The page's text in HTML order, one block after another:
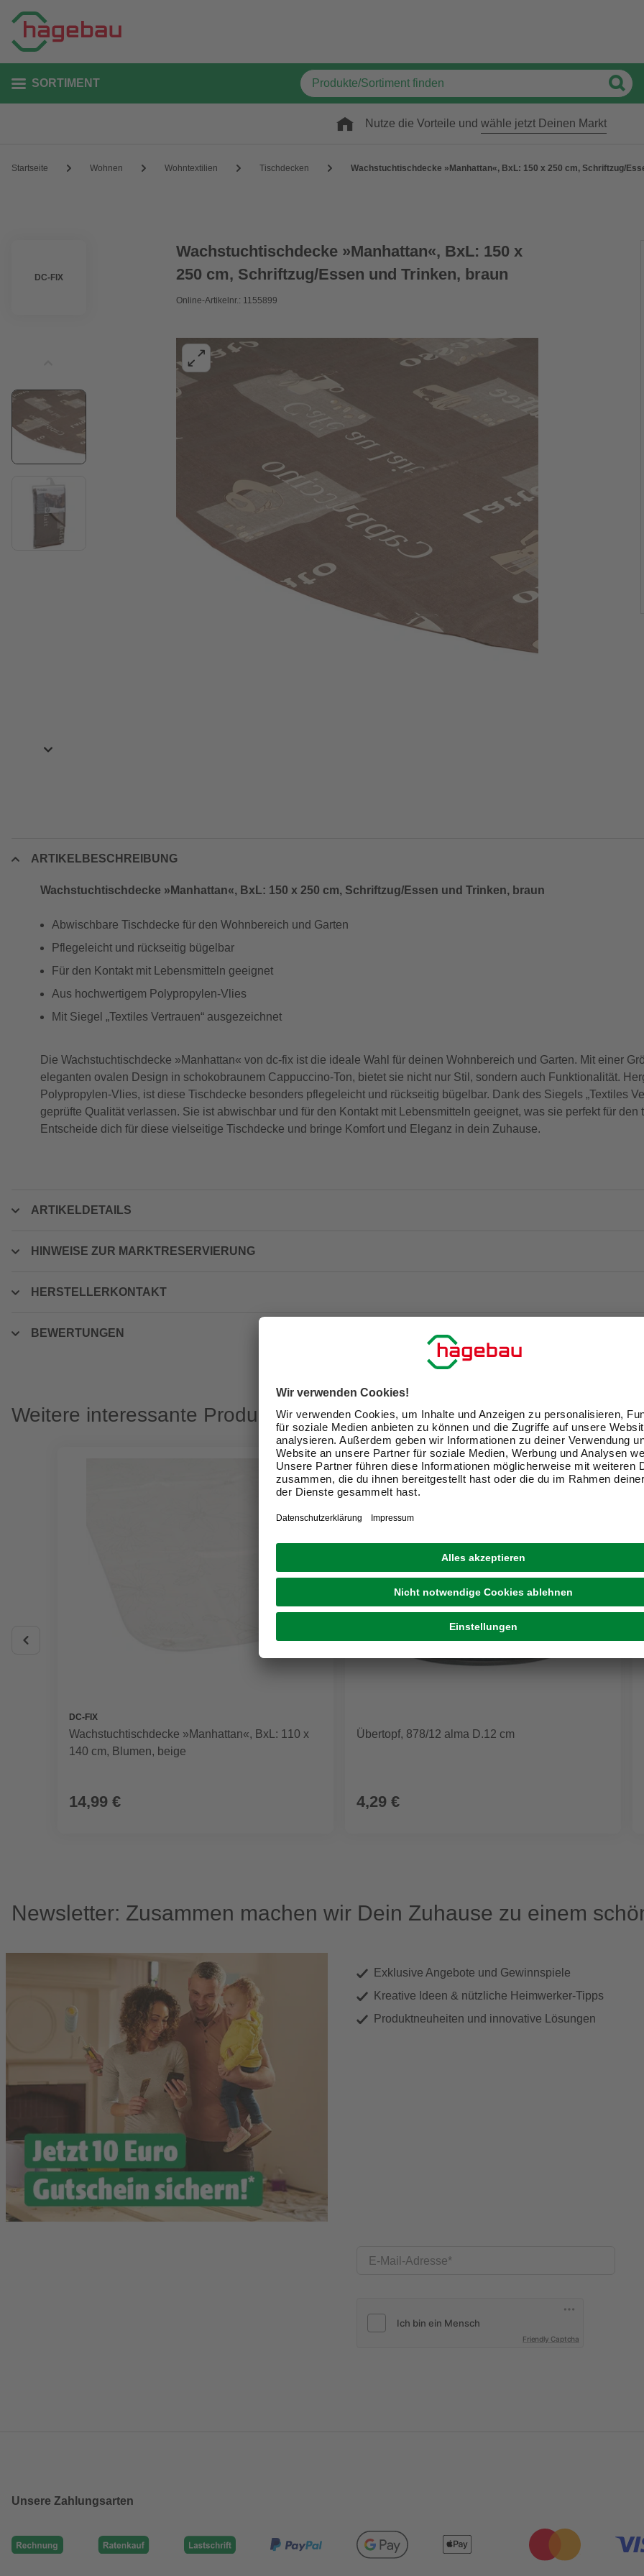
SORTIMENT
Nutze die Vorteile und wähle jetzt Deinen Markt
Startseite Wohnen Wohntextilien Tischdecken Wachstuchtischdecke »Manhattan«, BxL: 150 x 250 cm, Schriftzug/
DC-FIX
Wachstuchtischdecke »Manhattan«, BxL: 150 x
250 cm, Schriftzug/Essen und Trinken, braun
Online-Artikelnr.: 1155899
ARTIKELBESCHREIBUNG
Wachstuchtischdecke »Manhattan«, BxL: 150 x 250 cm, Schriftzug/Essen und Trinken, braun
Abwischbare Tischdecke für den Wohnbereich und Garten
Pflegeleicht und rückseitig bügelbar
Für den Kontakt mit Lebensmitteln geeignet
Aus hochwertigem Polypropylen-Vlies
Mit Siegel „Textiles Vertrauen“ ausgezeichnet
Die Wachstuchtischdecke »Manhattan« von dc-fix ist die ideale Wahl für deinen Wohnbereich und Garten. Mit einer
eleganten ovalen Design in schokobraunem Cappuccino-Ton, bietet sie nicht nur Stil, sondern auch Funktionalität.
Polypropylen-Vlies, ist diese Tischdecke besonders pflegeleicht und rückseitig bügelbar. Dank des Siegels „Textiles
geprüfte Qualität verlassen. Sie ist abwischbar und für den Kontakt mit Lebensmitteln geeignet, was sie perfekt für den
Entscheide dich für diese vielseitige Tischdecke und bringe Komfort und Eleganz in dein Zuhause.
ARTIKELDETAILS
HINWEISE ZUR MARKTRESERVIERUNG
HERSTELLERKONTAKT
BEWERTUNGEN
Weitere interessante Produkte
DC-FIX
Wachstuchtischdecke »Manhattan«, BxL: 110 x
140 cm, Blumen, beige
14,99 €
Übertopf, 878/12 alma D.12 cm
4,29 €
Newsletter: Zusammen machen wir Dein Zuhause zu einem
Exklusive Angebote und Gewinnspiele
Kreative Ideen & nützliche Heimwerker-Tipps
Produktneuheiten und innovative Lösungen
E-Mail-Adresse
Friendly Captcha
Unsere Zahlungsarten